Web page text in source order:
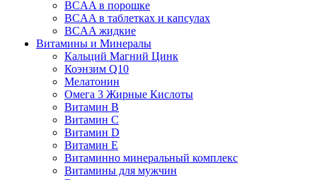
BCAA в порошке
BCAA в таблетках и капсулах
BCAA жидкие
Витамины и Минералы
Кальций Магний Цинк
Коэнзим Q10
Мелатонин
Омега 3 Жирные Кислоты
Витамин B
Витамин C
Витамин D
Витамин E
Витаминно минеральный комплекс
Витамины для мужчин